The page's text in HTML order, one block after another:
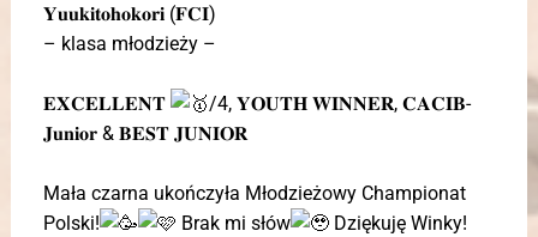
𝐘𝐮𝐮𝐤𝐢𝐭𝐨𝐡𝐨𝐤𝐨𝐫𝐢 (𝐅𝐂𝐈)
– klasa młodzieży –
𝐄𝐗𝐂𝐄𝐋𝐋𝐄𝐍𝐓
/4, 𝐘𝐎𝐔𝐓𝐇 𝐖𝐈𝐍𝐍𝐄𝐑, 𝐂𝐀𝐂𝐈𝐁-
𝐉𝐮𝐧𝐢𝐨𝐫 & 𝐁𝐄𝐒𝐓 𝐉𝐔𝐍𝐈𝐎𝐑
Mała czarna ukończyła Młodzieżowy Championat
Polski!
Brak mi słów Dziękuję Winky!